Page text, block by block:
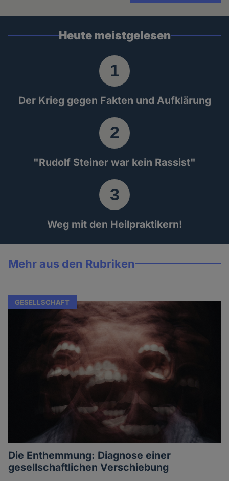
Heute meistgelesen
Der Krieg gegen Fakten und Aufklärung
"Rudolf Steiner war kein Rassist"
Weg mit den Heilpraktikern!
Mehr aus den Rubriken
GESELLSCHAFT
Die Enthemmung: Diagnose einer
gesellschaftlichen Verschiebung